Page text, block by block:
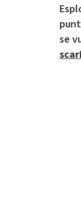
se